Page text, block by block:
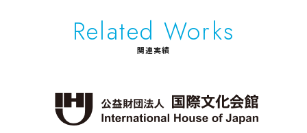
Related Works
関連実績